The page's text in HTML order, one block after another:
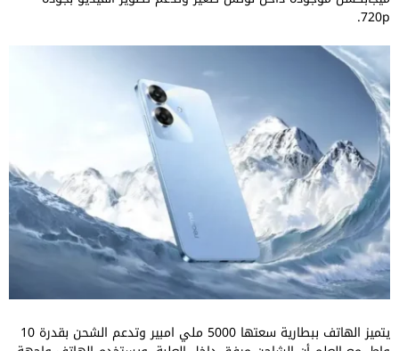
720p.
يتميز الهاتف ببطارية سعتها 5000 ملي امبير وتدعم الشحن بقدرة 10